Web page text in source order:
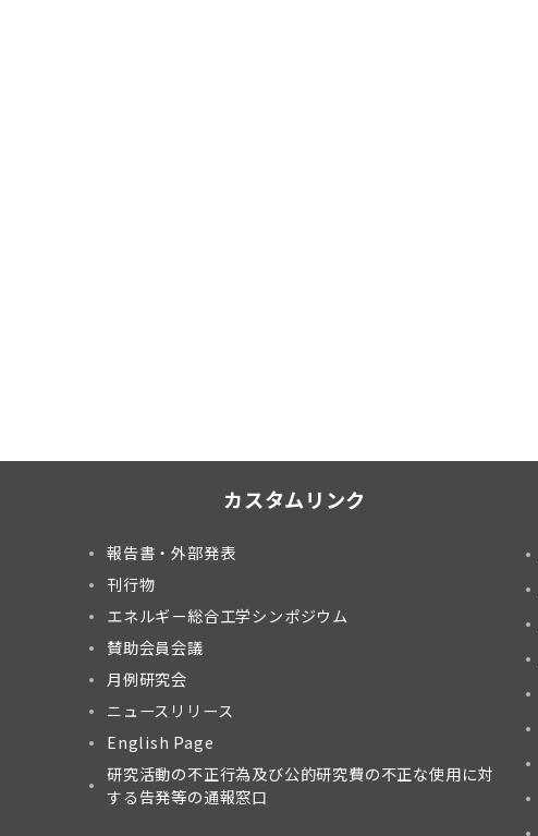
カスタムリンク
報告書・外部発表
刊行物
エネルギー総合工学シンポジウム
賛助会員会議
月例研究会
ニュースリリース
English Page
研究活動の不正行為及び公的研究費の不正な使用に対
する告発等の通報窓口